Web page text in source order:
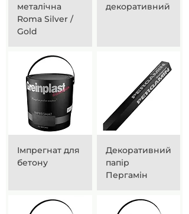
металічна
Roma Silver /
Gold
декоративний
Імпрегнат для
бетону
Декоративний
папір
Пергамін